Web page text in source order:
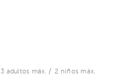
3 adultos máx. / 2 niños máx.